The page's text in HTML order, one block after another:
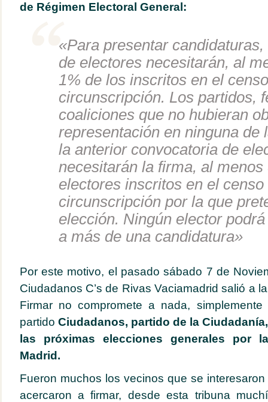
de Régimen Electoral General:
«Para presentar
de electores necesitarán, al
1% de los inscritos en el
circunscripción. Los partidos,
coaliciones que no hubieran
representación en ninguna de
la anterior convocatoria de
necesitarán la firma, al menos
electores inscritos en el
circunscripción por la que
elección. Ningún elector
a más de una candidatura»
Por este motivo, el pasado sábado 7 de
Ciudadanos C’s de Rivas Vaciamadrid salió a
Firmar no compromete a nada,
partido Ciudadanos, partido de la
las próximas elecciones generales por
Madrid.
Fueron muchos los vecinos que se
acercaron a firmar, desde esta tribuna